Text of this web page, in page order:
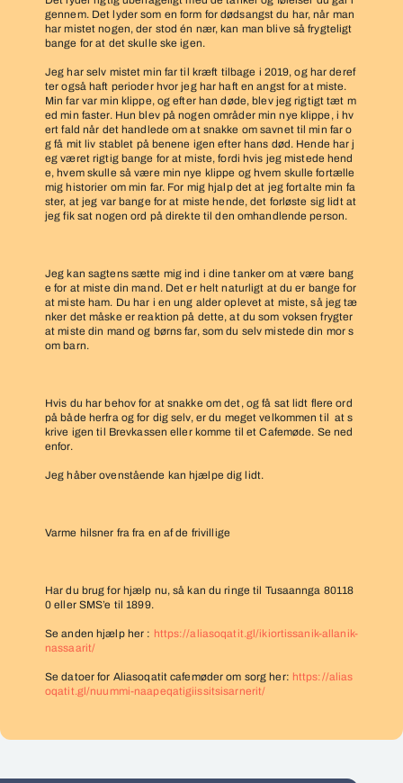
gennem. Det lyder som en form for dødsangst du har, når man
har mistet nogen, der stod én nær, kan man blive så frygteligt
bange for at det skulle ske igen.
Jeg har selv mistet min far til kræft tilbage i 2019, og har deref
ter også haft perioder hvor jeg har haft en angst for at miste.
Min far var min klippe, og efter han døde, blev jeg rigtigt tæt m
ed min faster. Hun blev på nogen områder min nye klippe, i hv
ert fald når det handlede om at snakke om savnet til min far o
g få mit liv stablet på benene igen efter hans død. Hende har j
eg været rigtig bange for at miste, fordi hvis jeg mistede hend
e, hvem skulle så være min nye klippe og hvem skulle fortælle
mig historier om min far. For mig hjalp det at jeg fortalte min fa
ster, at jeg var bange for at miste hende, det forløste sig lidt at
jeg fik sat nogen ord på direkte til den omhandlende person.
Jeg kan sagtens sætte mig ind i dine tanker om at være bang
e for at miste din mand. Det er helt naturligt at du er bange for
at miste ham. Du har i en ung alder oplevet at miste, så jeg tæ
nker det måske er reaktion på dette, at du som voksen frygter
at miste din mand og børns far, som du selv mistede din mor s
om barn.
Hvis du har behov for at snakke om det, og få sat lidt flere ord
på både herfra og for dig selv, er du meget velkommen til at s
krive igen til Brevkassen eller komme til et Cafemøde. Se ned
enfor.
Jeg håber ovenstående kan hjælpe dig lidt.
Varme hilsner fra fra en af de frivillige
Har du brug for hjælp nu, så kan du ringe til Tusaannga 80118
0 eller SMS’e til 1899.
Se anden hjælp her : https://aliasoqatit.gl/ikiortissanik-allanik-
nassaarit/
Se datoer for Aliasoqatit cafemøder om sorg her: https://alias
oqatit.gl/nuummi-naapeqatigiissitsisarnerit/